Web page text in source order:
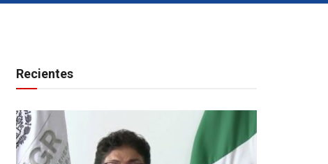
Recientes